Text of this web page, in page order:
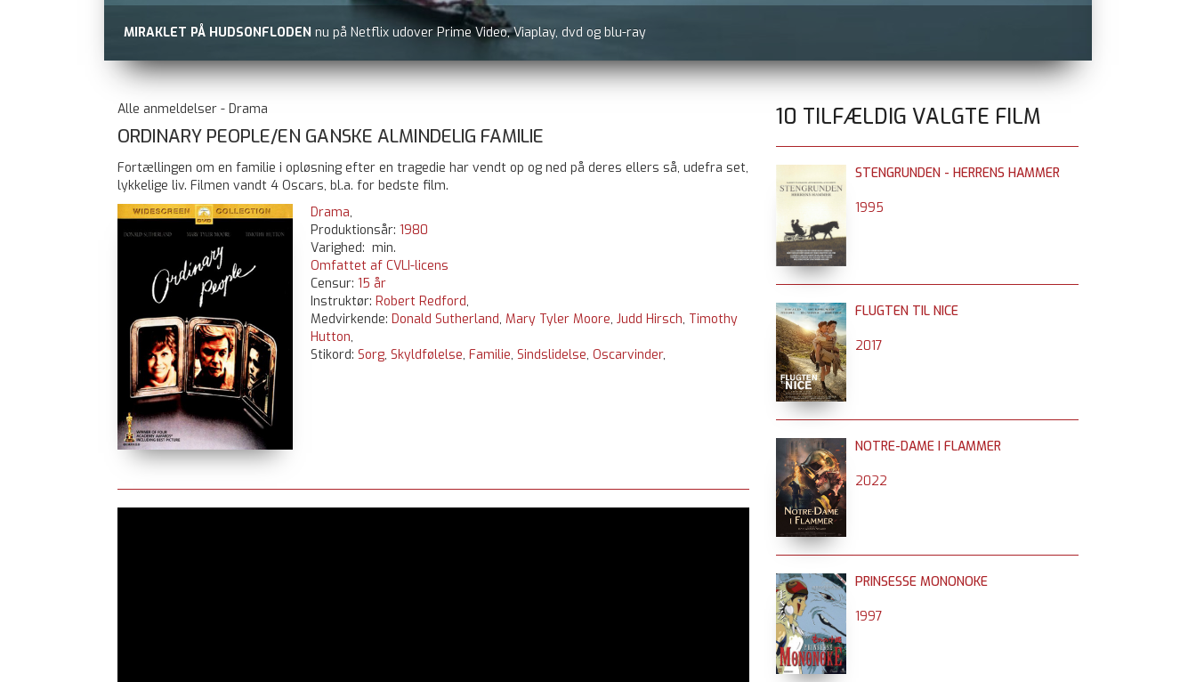
MIRAKLET PÅ HUDSONFLODEN nu på Netflix udover Prime Video, Viaplay, dvd og blu-ray
Alle anmeldelser - Drama
ORDINARY PEOPLE/EN GANSKE ALMINDELIG FAMILIE
Fortællingen om en familie i opløsning efter en tragedie har vendt op og ned på deres ellers så, udefra set,
lykkelige liv. Filmen vandt 4 Oscars, bl.a. for bedste film.
Drama,
Produktionsår: 1980
Varighed: min.
Omfattet af CVLI-licens
Censur: 15 år
Instruktør: Robert Redford,
Medvirkende: Donald Sutherland, Mary Tyler Moore, Judd Hirsch, Timothy
Hutton,
Stikord: Sorg, Skyldfølelse, Familie, Sindslidelse, Oscarvinder,
10 TILFÆLDIG VALGTE FILM
STENGRUNDEN - HERRENS HAMMER
1995
FLUGTEN TIL NICE
2017
NOTRE-DAME I FLAMMER
2022
PRINSESSE MONONOKE
1997